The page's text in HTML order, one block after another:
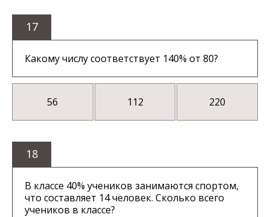
17
Какому числу соответствует 140% от 80?
56 112 220
18
В классе 40% учеников занимаются спортом,
что составляет 14 человек. Сколько всего
учеников в классе?